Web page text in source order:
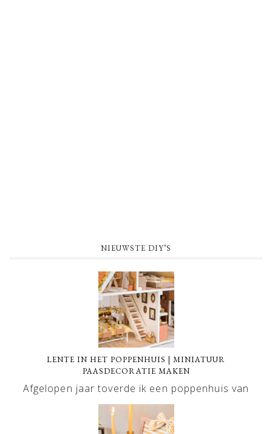
NIEUWSTE DIY’S
LENTE IN HET POPPENHUIS | MINIATUUR
PAASDECORATIE MAKEN
Afgelopen jaar toverde ik een poppenhuis van